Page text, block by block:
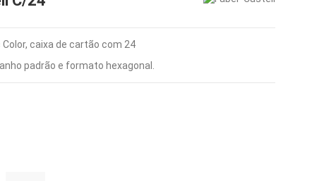
caixa de cartão com 24
padrão e formato hexagonal.